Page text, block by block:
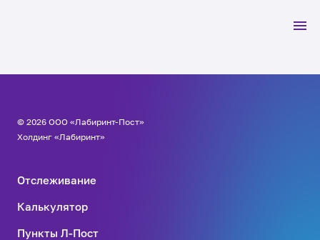
© 2026 ООО «Лабиринт-Пост»
Холдинг «Лабиринт»
Отслеживание
Калькулятор
Пункты Л-Пост